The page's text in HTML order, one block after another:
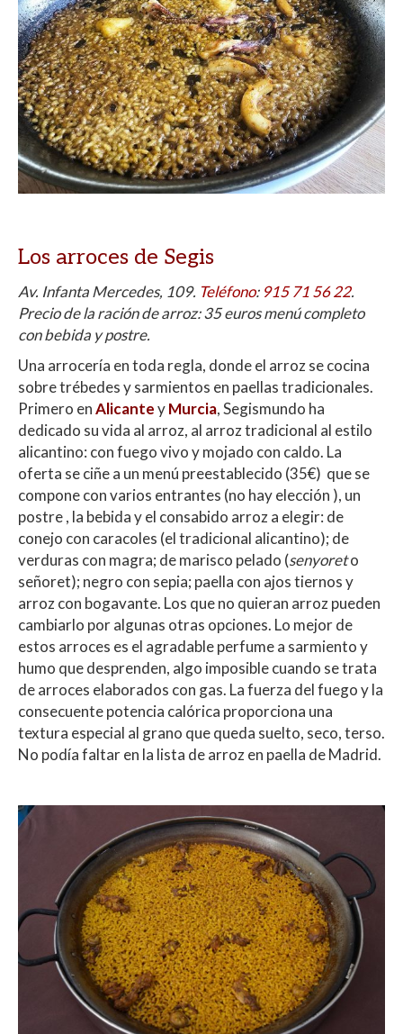
Los arroces de Segis
Av. Infanta Mercedes, 109. Teléfono: 915 71 56 22.
Precio de la ración de arroz: 35 euros menú completo
con bebida y postre.
Una arrocería en toda regla, donde el arroz se cocina
sobre trébedes y sarmientos en paellas tradicionales.
Primero enAlicanteyMurcia, Segismundo ha
dedicado su vida al arroz, al arroz tradicional al estilo
alicantino: con fuego vivo y mojado con caldo. La
oferta se ciñe a un menú preestablecido (35€) que se
compone con varios entrantes (no hay elección ), un
postre , la bebida y el consabido arroz a elegir: de
conejo con caracoles (el tradicional alicantino); de
verduras con magra; de marisco pelado (senyoreto
señoret); negro con sepia; paella con ajos tiernos y
arroz con bogavante. Los que no quieran arroz pueden
cambiarlo por algunas otras opciones. Lo mejor de
estos arroces es el agradable perfume a sarmiento y
humo que desprenden, algo imposible cuando se trata
de arroces elaborados con gas. La fuerza del fuego y la
consecuente potencia calórica proporciona una
textura especial al grano que queda suelto, seco, terso.
No podía faltar en la lista de arroz en paella de Madrid.